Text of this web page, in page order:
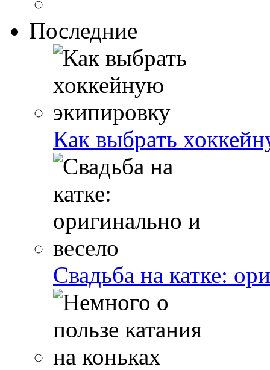
Последние
Как выбрать
Свадьба на катке: